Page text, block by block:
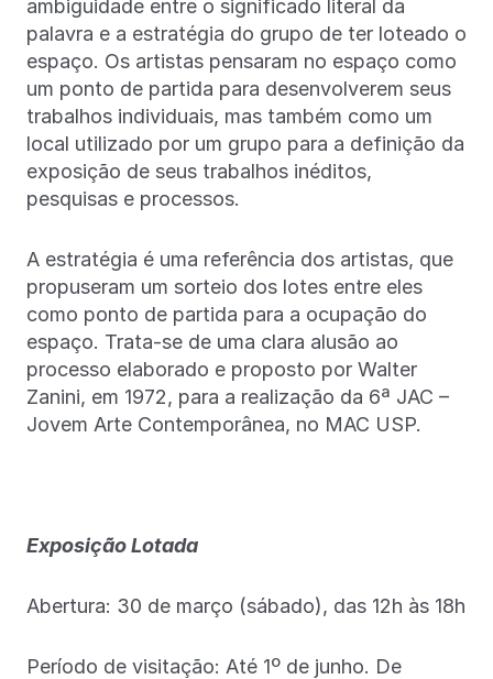
ambiguidade entre o significado literal da
palavra e a estratégia do grupo de ter loteado o
espaço. Os artistas pensaram no espaço como
um ponto de partida para desenvolverem seus
trabalhos individuais, mas também como um
local utilizado por um grupo para a definição da
exposição de seus trabalhos inéditos,
pesquisas e processos.
A estratégia é uma referência dos artistas, que
propuseram um sorteio dos lotes entre eles
como ponto de partida para a ocupação do
espaço. Trata-se de uma clara alusão ao
processo elaborado e proposto por Walter
Zanini, em 1972, para a realização da 6ª JAC –
Jovem Arte Contemporânea, no MAC USP.
Exposição Lotada
Abertura: 30 de março (sábado), das 12h às 18h
Período de visitação: Até 1º de junho. De